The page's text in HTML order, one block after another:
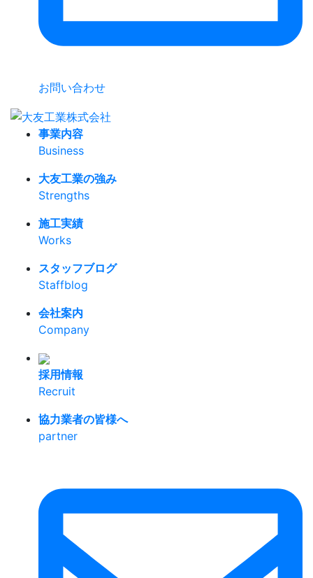
お問い合わせ
事業内容
Business
大友工業の強み
Strengths
施工実績
Works
スタッフブログ
Staffblog
会社案内
Company
採用情報
Recruit
協力業者の皆様へ
partner